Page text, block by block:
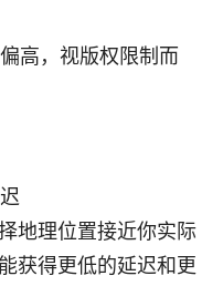
高，视版权限制而
地理位置接近你实际
获得更低的延迟和更